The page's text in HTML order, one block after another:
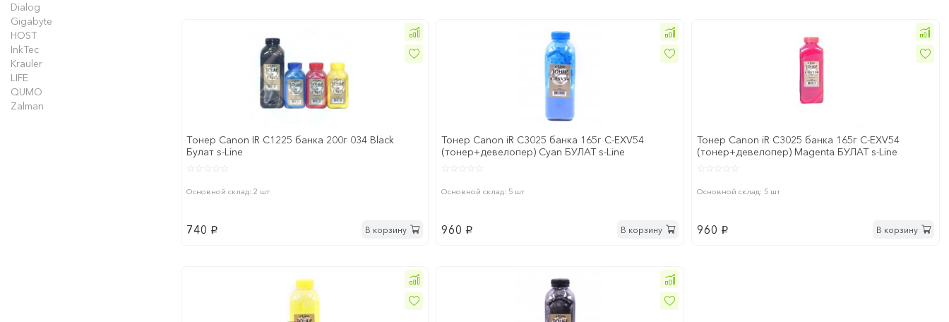
Dialog
Gigabyte
HOST
InkTec
Krauler
LIFE
QUMO
Zalman
Tонер Canon IR C1225 банка 200г 034 Black
Булат s-Line
Основной склад: 2 шт
740 p В корзину
Тонер Canon iR C3025 банка 165г C-EXV54
(тонер+девелопер) Cyan БУЛАТ s-Line
Основной склад: 5 шт
960 p В корзину
Тонер Canon iR C3025 банка 165г C-EXV54
(тонер+девелопер) Magenta БУЛАТ s-Line
Основной склад: 5 шт
960 p В корзину